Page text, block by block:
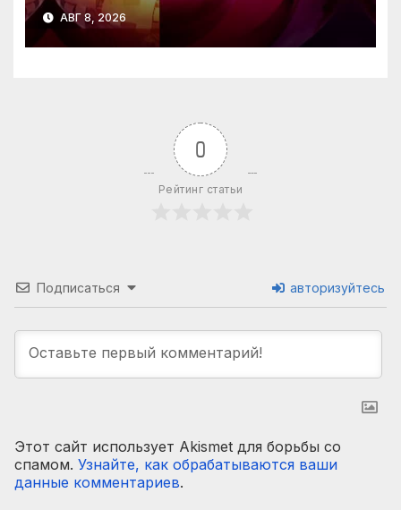
АВГ 8, 2026
0
Рейтинг статьи
Подписаться авторизуйтесь
Этот сайт использует Akismet для борьбы со
спамом. Узнайте, как обрабатываются ваши
данные комментариев.